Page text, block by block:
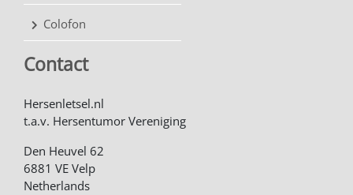
Colofon
Contact
Hersenletsel.nl
t.a.v. Hersentumor Vereniging
Den Heuvel 62
6881 VE Velp
Netherlands